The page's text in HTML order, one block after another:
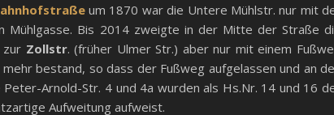
um 1870 war die Untere Mühlstr. nur mit
Mühlgasse. Bis 2014 zweigte in der Mitte der Straße
zur Zollstr. (früher Ulmer Str.) aber nur mit einem
bestand, so dass der Fußweg aufgelassen und an
Arnold-Str. 4 und 4a wurden als Hs.Nr. 14 und 16
Aufweitung aufweist.